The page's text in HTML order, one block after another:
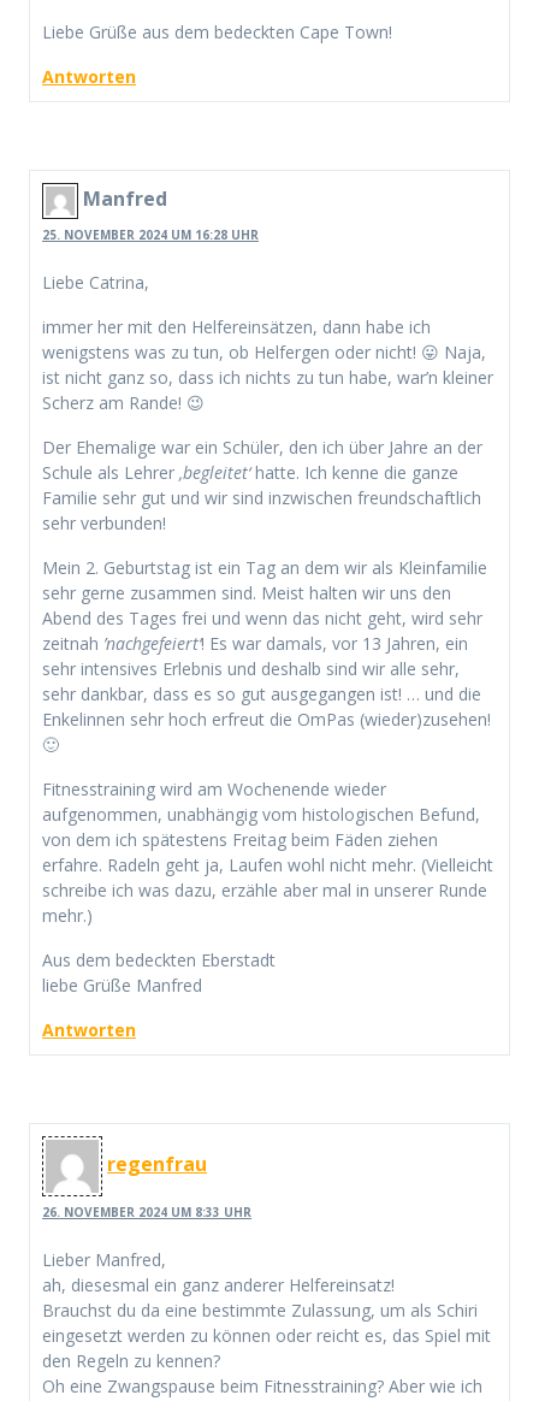
Liebe Grüße aus dem bedeckten Cape Town!
Antworten
Manfred
25. NOVEMBER 2024 UM 16:28 UHR
Liebe Catrina,
immer her mit den Helfereinsätzen, dann habe ich
wenigstens was zu tun, ob Helfergen oder nicht! 😛 Naja,
ist nicht ganz so, dass ich nichts zu tun habe, war’n kleiner
Scherz am Rande! 😉
Der Ehemalige war ein Schüler, den ich über Jahre an der
Schule als Lehrer ‚begleitet‘hatte. Ich kenne die ganze
Familie sehr gut und wir sind inzwischen freundschaftlich
sehr verbunden!
Mein 2. Geburtstag ist ein Tag an dem wir als Kleinfamilie
sehr gerne zusammen sind. Meist halten wir uns den
Abend des Tages frei und wenn das nicht geht, wird sehr
zeitnah ’nachgefeiert‘! Es war damals, vor 13 Jahren, ein
sehr intensives Erlebnis und deshalb sind wir alle sehr,
sehr dankbar, dass es so gut ausgegangen ist! … und die
Enkelinnen sehr hoch erfreut die OmPas (wieder)zusehen!
🙂
Fitnesstraining wird am Wochenende wieder
aufgenommen, unabhängig vom histologischen Befund,
von dem ich spätestens Freitag beim Fäden ziehen
erfahre. Radeln geht ja, Laufen wohl nicht mehr. (Vielleicht
schreibe ich was dazu, erzähle aber mal in unserer Runde
mehr.)
Aus dem bedeckten Eberstadt
liebe Grüße Manfred
Antworten
regenfrau
26. NOVEMBER 2024 UM 8:33 UHR
Lieber Manfred,
ah, diesesmal ein ganz anderer Helfereinsatz!
Brauchst du da eine bestimmte Zulassung, um als Schiri
eingesetzt werden zu können oder reicht es, das Spiel mit
den Regeln zu kennen?
Oh eine Zwangspause beim Fitnesstraining? Aber wie ich